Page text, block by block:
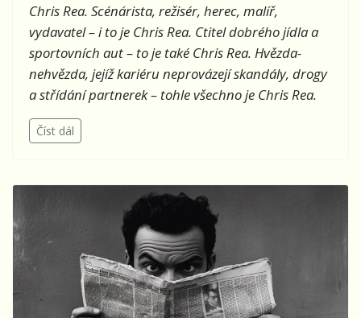
Chris Rea. Scénárista, režisér, herec, malíř,
vydavatel – i to je Chris Rea. Ctitel dobrého jídla a
sportovních aut – to je také Chris Rea. Hvězda-
nehvězda, jejíž kariéru neprovázejí skandály, drogy
a střídání partnerek – tohle všechno je Chris Rea.
Číst dál